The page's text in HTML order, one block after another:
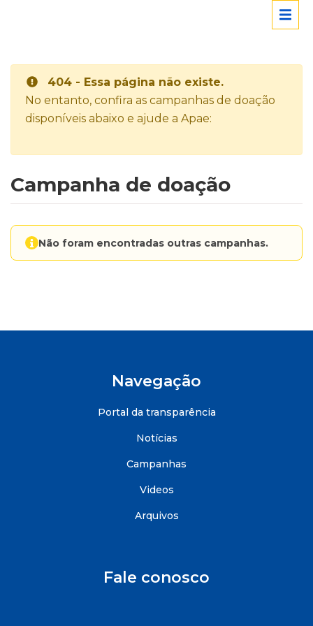
404 - Essa página não existe.
No entanto, confira as campanhas de doação
disponíveis abaixo e ajude a Apae:
Campanha de doação
Não foram encontradas outras campanhas.
Navegação
Portal da transparência
Notícias
Campanhas
Videos
Arquivos
Fale conosco